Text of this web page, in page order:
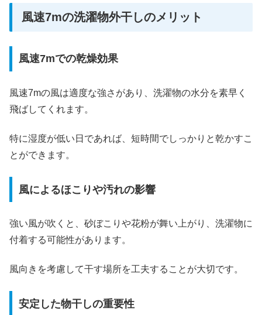
風速7mの洗濯物外干しのメリット
風速7mでの乾燥効果
風速7mの風は適度な強さがあり、洗濯物の水分を素早く
飛ばしてくれます。
特に湿度が低い日であれば、短時間でしっかりと乾かすこ
とができます。
風によるほこりや汚れの影響
強い風が吹くと、砂ぼこりや花粉が舞い上がり、洗濯物に
付着する可能性があります。
風向きを考慮して干す場所を工夫することが大切です。
安定した物干しの重要性